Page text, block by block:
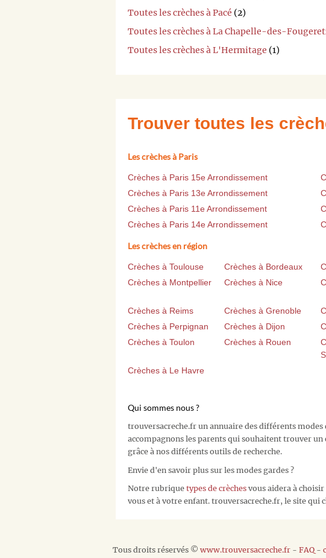
Toutes les crèches à Pacé (2)
Toutes les crèches à La Chapelle-des-
Toutes les crèches à L'Hermitage (1)
Trouver toutes les
Les crèches à Paris
Crèches à Paris 15e Arrondissement
Crèches à Paris 13e Arrondissement
Crèches à Paris 11e Arrondissement
Crèches à Paris 14e Arrondissement
Les crèches en région
Crèches à Toulouse Crèches à Bordeaux
Crèches à Montpellier
Crèches à Nice
Crèches à Reims
Crèches à Grenoble
Crèches à Perpignan
Crèches à Dijon
Crèches à Toulon
Crèches à Rouen
Crèches à Le Havre
Qui sommes nous ?
trouversacreche.fr un annuaire des différents modes
accompagnons les parents qui souhaitent trouver
grâce à nos différents outils de recherche.
Envie d'en savoir plus sur les modes gardes ?
Notre rubrique types de crèches vous aidera à
vous et à votre enfant. trouversacreche.fr, le site qui
Tous droits réservés © www.trouversacreche.fr - FAQ -